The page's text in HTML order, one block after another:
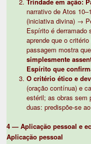
narrativo de Atos
(iniciativa divina) →
Espírito é
aprende que o
passagem mostra
simplesmente
Espírito que
O critério ético e
(oração contínua) e
estéril; as obras sem
duas: predispõe-se
4 — Aplicação pessoal e
Aplicação pessoal